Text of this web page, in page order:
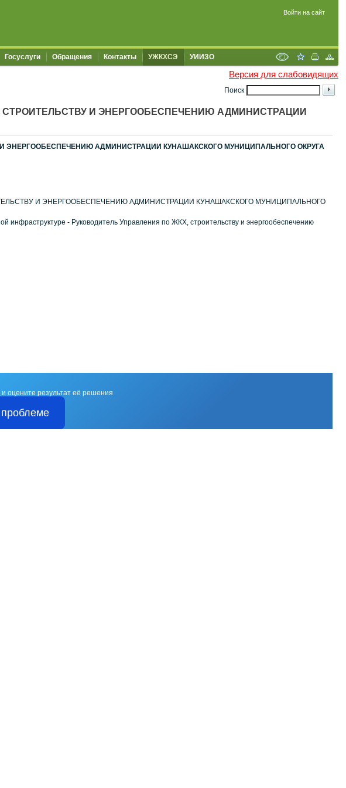
Войти на сайт
Госуслуги Обращения Контакты УЖКХСЭ УИИЗО
Версия для слабовидящих
Поиск
И ЭНЕРГООБЕСПЕЧЕНИЮ АДМИНИСТРАЦИИ
ЭНЕРГООБЕСПЕЧЕНИЮ АДМИНИСТРАЦИИ КУНАШАКСКОГО МУНИЦИПАЛЬНОГО ОКРУГА
И ЭНЕРГООБЕСПЕЧЕНИЮ АДМИНИСТРАЦИИ КУНАШАКСКОГО МУНИЦИПАЛЬНОГО
инфраструктуре - Руководитель Управления по ЖКХ, строительству и энергообеспечению
оцените результат её решения